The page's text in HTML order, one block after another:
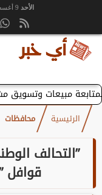
الأحد
الرئيسية محافظات
قوافل